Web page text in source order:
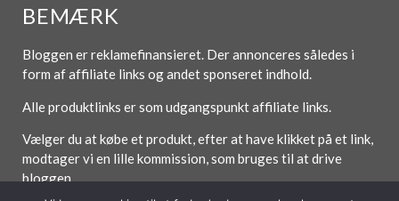
BEMÆRK
Bloggen er reklamefinansieret. Der annonceres således i
form af affiliate links og andet sponseret indhold.
Alle produktlinks er som udgangspunkt affiliate links.
Vælger du at købe et produkt, efter at have klikket på et link,
modtager vi en lille kommission, som bruges til at drive
bloggen.